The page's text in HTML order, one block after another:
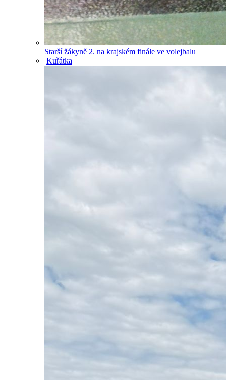
Starší žákyně 2. na krajském finále ve volejbalu
Kuřátka